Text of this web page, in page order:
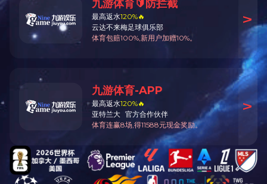
日本琳得科5+1印刷机 四色轮转印刷机